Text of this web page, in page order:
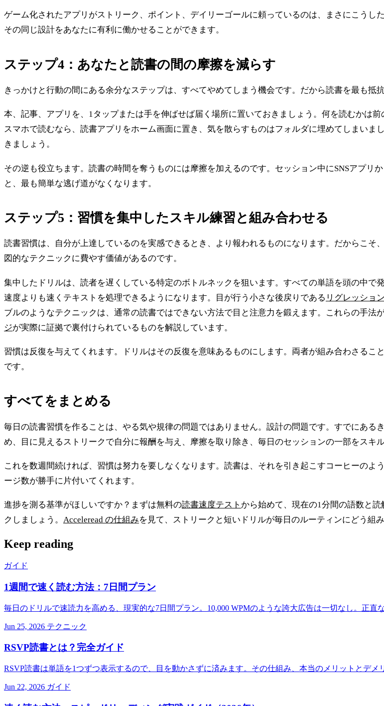
ゲーム化されたアプリがストリーク、ポイント、デイリーゴールに頼っているのは、まさにこうし
その同じ設計をあなたに有利に働かせることができます。
ステップ4：あなたと読書の間の摩擦を減らす
きっかけと行動の間にある余分なステップは、すべてやめてしまう機会です。だから読書を最も抵
本、記事、アプリを、1タップまたは手を伸ばせば届く場所に置いておきましょう。何を読むかは
スマホで読むなら、読書アプリをホーム画面に置き、気を散らすものはフォルダに埋めてしまいま
きましょう。
その逆も役立ちます。読書の時間を奪うものには摩擦を加えるのです。セッション中にSNSアプリ
と、最も簡単な逃げ道がなくなります。
ステップ5：習慣を集中したスキル練習と組み合わせる
読書習慣は、自分が上達しているのを実感できるとき、より報われるものになります。だからこそ
図的なテクニックに費やす価値があるのです。
集中したドリルは、読者を遅くしている特定のボトルネックを狙います。すべての単語を頭の中で
速度よりも速くテキストを処理できるようになります。目が行う小さな後戻りである リグレッション
ブルのようなテクニックは、通常の読書ではできない方法で目と注意力を鍛えます。これらの手法
ジが実際に証拠で裏付けられているものを解説しています。
習慣は反復を与えてくれます。ドリルはその反復を意味あるものにします。両者が組み合わさるこ
です。
すべてをまとめる
毎日の読書習慣を作ることは、やる気や規律の問題ではありません。設計の問題です。すでにある
め、目に見えるストリークで自分に報酬を与え、摩擦を取り除き、毎日のセッションの一部をスキ
これを数週間続ければ、習慣は努力を要しなくなります。読書は、それを引き起こすコーヒーの
ージ数が勝手に片付いてくれます。
進捗を測る基準がほしいですか？まずは無料の読書速度テスト から始めて、現在の1分間の語数と
クしましょう。 Acceleread の仕組みを見て、ストリークと短いドリルが毎日のルーティンにどう組
Keep reading
ガイド
1週間で速く読む方法：7日間プラン
毎日のドリルで速読力を高める、現実的な7日間プラン。10,000 WPMのような誇大広告は一切なし。正直
Jun 25, 2026 テクニック
RSVP読書とは？完全ガイド
RSVP読書は単語を1つずつ表示するので、目を動かさずに済みます。その仕組み、本当のメリットとデメ
Jun 22, 2026 ガイド